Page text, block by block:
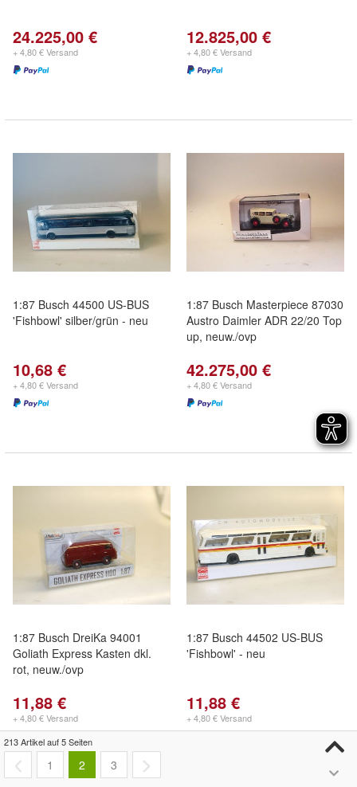
24.225,00 €
+ 4,80 € Versand
12.825,00 €
+ 4,80 € Versand
1:87 Busch 44500 US-BUS
'Fishbowl' silber/grün - neu
10,68 €
+ 4,80 € Versand
1:87 Busch Masterpiece 87030
Austro Daimler ADR 22/20 Top
up, neuw./ovp
42.275,00 €
+ 4,80 € Versand
1:87 Busch DreiKa 94001
Goliath Express Kasten dkl.
rot, neuw./ovp
11,88 €
+ 4,80 € Versand
1:87 Busch 44502 US-BUS
'Fishbowl' - neu
11,88 €
+ 4,80 € Versand
213 Artikel auf 5 Seiten
1 2 3